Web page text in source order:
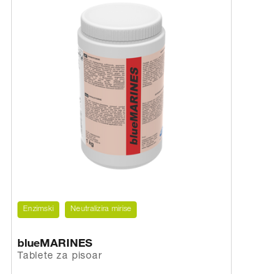
Enzimski Neutralizira mirise
blueMARINES
Tablete za pisoar